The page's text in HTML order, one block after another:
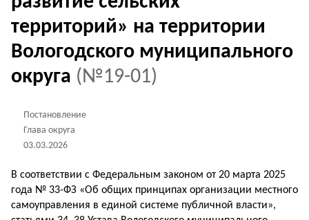
территорий» на территории
Вологодского муниципального
округа (№19-01)
Постановление
Глава округа
03.03.2026
В соответствии с Федеральным законом от 20 марта 2025
года № 33-ФЗ «Об общих принципах организации местного
самоуправления в единой системе публичной власти»,